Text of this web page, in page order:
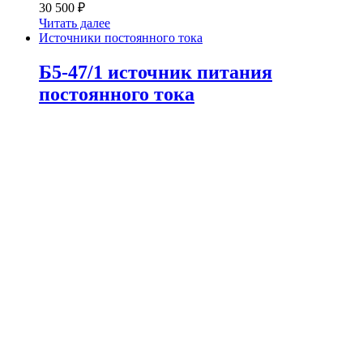
30 500 ₽
Читать далее
Источники постоянного тока
Б5-47/1 источник питания
постоянного тока